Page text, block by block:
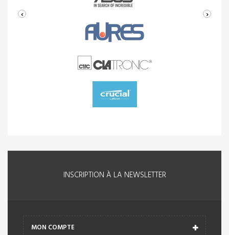
‹ ›
INSCRIPTION À LA NEWSLETTER
MON COMPTE